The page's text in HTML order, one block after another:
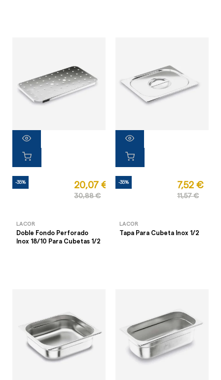
-35% 20,07 €
30,88 €
LACOR
Doble Fondo Perforado
Inox 18/10 Para Cubetas 1/2
-35% 7,52 €
11,57 €
LACOR
Tapa Para Cubeta Inox 1/2